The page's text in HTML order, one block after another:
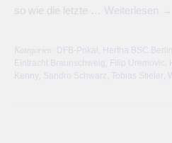
so wie die letzte … Weiterlesen →
Kategorien: DFB-Pokal Hertha BSC Berlin
Eintracht Braunschweig
Filip Uremovic
Kenny
Sandro Schwarz Tobias Stieler